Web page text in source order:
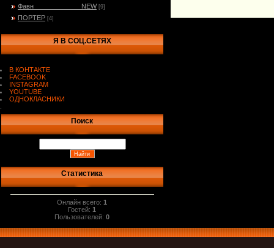
Фавн_____________NEW [9]
ПОРТЕР [4]
Я В СОЦ.СЕТЯХ
В КОНТАКТЕ
FACEBOOK
INSTAGRAM
YOUTUBE
ОДНОКЛАСНИКИ
Поиск
Статистика
Онлайн всего:1
Гостей:1
Пользователей:0